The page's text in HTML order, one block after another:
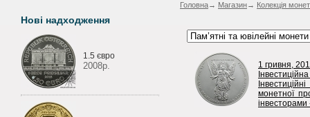
Нові надходження
1.5 євро
2008р.
Головна→ Магазин→ Колекція монет
1 гривня,
монетної